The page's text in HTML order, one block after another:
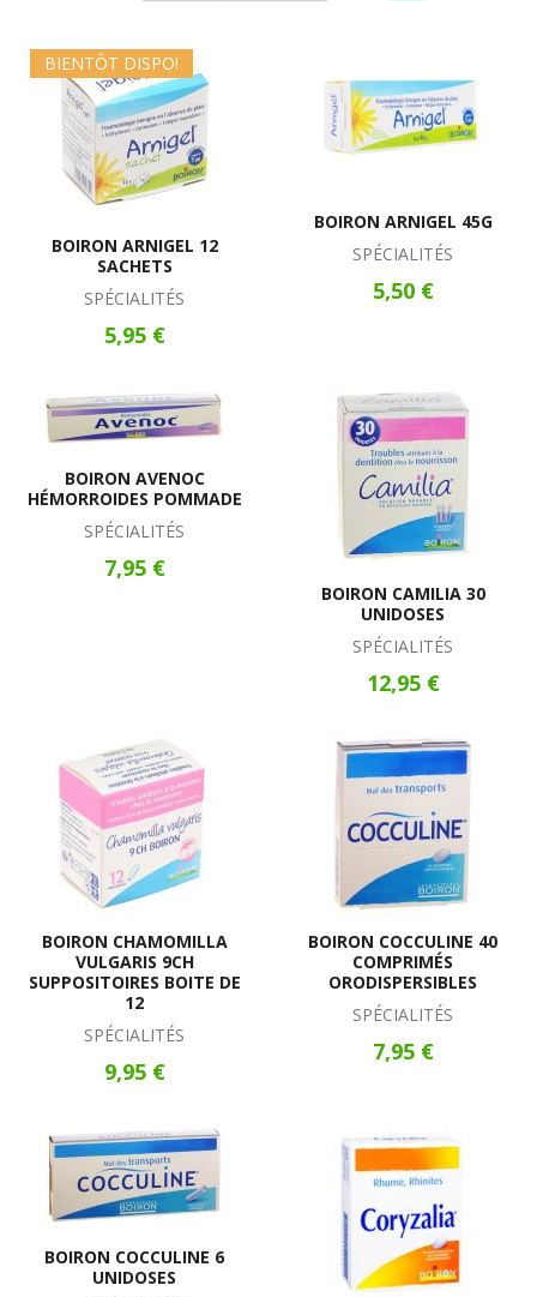
BIENTÔT DISPO!
BOIRON ARNIGEL 12
SACHETS
SPÉCIALITÉS
5,95 €
BOIRON ARNIGEL 45G
SPÉCIALITÉS
5,50 €
BOIRON AVENOC
HÉMORROIDES POMMADE
SPÉCIALITÉS
7,95 €
BOIRON CAMILIA 30
UNIDOSES
SPÉCIALITÉS
12,95 €
BOIRON CHAMOMILLA
VULGARIS 9CH
SUPPOSITOIRES BOITE DE
12
SPÉCIALITÉS
9,95 €
BOIRON COCCULINE 40
COMPRIMÉS
ORODISPERSIBLES
SPÉCIALITÉS
7,95 €
BOIRON COCCULINE 6
UNIDOSES